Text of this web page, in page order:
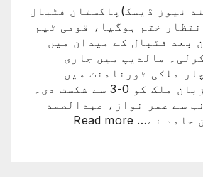
باہر
ہوگئی
نیوز ڈیسک)پاکستان فٹبال
ختم ہوگیا، قومی ٹیم
بالآخر 961 دن بعد فٹبال کے میدان میں
مالدیپ میں جاری
ملکی ٹورنامنٹ میں
پاکستان نے میزبان ملک کو 0-3 سے شکست دی۔
سے عمر نواز، عبدالصمد
حامد نے… Read more
: